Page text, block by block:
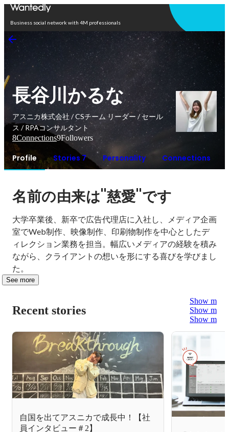
Business social network with 4M professionals
長谷川かるな
アスニカ株式会社 / CSチーム リーダー / セール
ス / RPAコンサルタント
8Connections9Followers
Profile Stories 7 Personality Connections
名前の由来は"慈愛"です
大学卒業後、新卒で広告代理店に入社し、メディア企画
室でWeb制作、映像制作、印刷物制作を中心としたデ
ィレクション業務を担当。幅広いメディアの経験を積み
ながら、クライアントの想いを形にする喜びを学びまし
た。
See more
Recent stories
Show more
Show more
Show more
自国を出てアスニカで成長中！【社
員インタビュー＃2】